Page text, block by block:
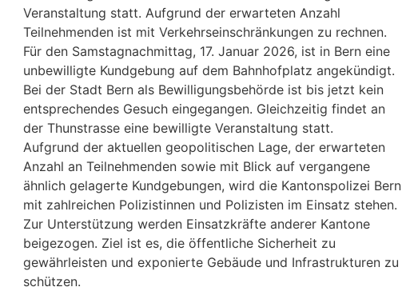
Veranstaltung statt. Aufgrund der erwarteten Anzahl
Teilnehmenden ist mit Verkehrseinschränkungen zu rechnen.
Für den Samstagnachmittag, 17. Januar 2026, ist in Bern eine
unbewilligte Kundgebung auf dem Bahnhofplatz angekündigt.
Bei der Stadt Bern als Bewilligungsbehörde ist bis jetzt kein
entsprechendes Gesuch eingegangen. Gleichzeitig findet an
der Thunstrasse eine bewilligte Veranstaltung statt.
Aufgrund der aktuellen geopolitischen Lage, der erwarteten
Anzahl an Teilnehmenden sowie mit Blick auf vergangene
ähnlich gelagerte Kundgebungen, wird die Kantonspolizei Bern
mit zahlreichen Polizistinnen und Polizisten im Einsatz stehen.
Zur Unterstützung werden Einsatzkräfte anderer Kantone
beigezogen. Ziel ist es, die öffentliche Sicherheit zu
gewährleisten und exponierte Gebäude und Infrastrukturen zu
schützen.